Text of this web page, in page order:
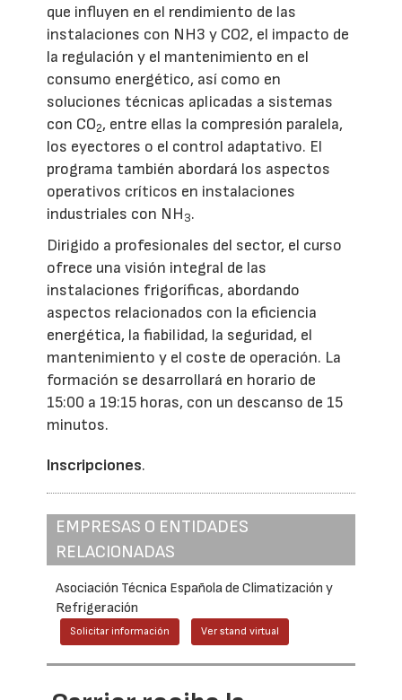
que influyen en el rendimiento de las
instalaciones con NH3 y CO2, el impacto de
la regulación y el mantenimiento en el
consumo energético, así como en
soluciones técnicas aplicadas a sistemas
con CO2, entre ellas la compresión paralela,
los eyectores o el control adaptativo. El
programa también abordará los aspectos
operativos críticos en instalaciones
industriales con NH3.
Dirigido a profesionales del sector, el curso
ofrece una visión integral de las
instalaciones frigoríficas, abordando
aspectos relacionados con la eficiencia
energética, la fiabilidad, la seguridad, el
mantenimiento y el coste de operación. La
formación se desarrollará en horario de
15:00 a 19:15 horas, con un descanso de 15
minutos.
Inscripciones.
EMPRESAS O ENTIDADES
RELACIONADAS
Asociación Técnica Española de Climatización y
Refrigeración
Solicitar información Ver stand virtual